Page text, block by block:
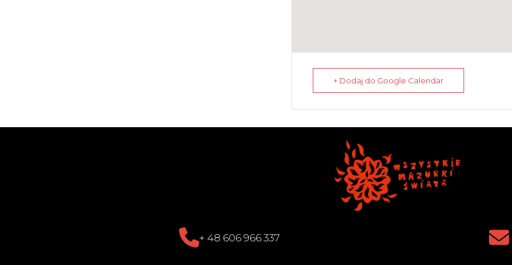
+ Dodaj do Google Calendar
+ 48 606 966 337